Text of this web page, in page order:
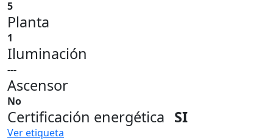
5
Planta
1
Iluminación
---
Ascensor
No
Certificación energética SI
Ver etiqueta